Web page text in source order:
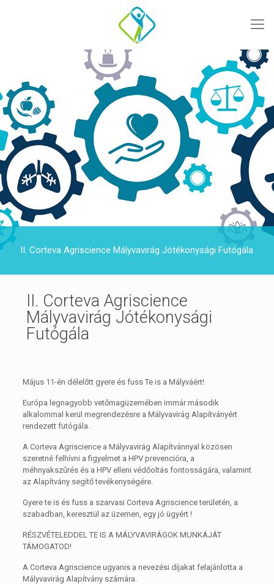
II. Corteva Agriscience Mályvavirág Jótékonysági Futógála
II. Corteva Agriscience
Mályvavirág Jótékonysági
Futógála
Május 11-én délelőtt gyere és fuss Te is a Mályváért!
Európa legnagyobb vetőmagüzemében immár második
alkalommal kerül megrendezésre a Mályvavirág Alapítványért
rendezett futógála.
A Corteva Agriscience a Mályvavirág Alapítvánnyal közösen
szeretné felhívni a figyelmet a HPV prevencióra, a
méhnyakszűrés és a HPV elleni védőoltás fontosságára, valamint
az Alapítvány segítő tevékenységére.
Gyere te is és fuss a szarvasi Corteva Agriscience területén, a
szabadban, keresztül az üzemen, egy jó ügyért !
RÉSZVÉTELEDDEL TE IS A MÁLYVAVIRÁGOK MUNKÁJÁT
TÁMOGATOD!
A Corteva Agriscience ugyanis a nevezési díjakat felajánlotta a
Mályvavirág Alapítvány számára.